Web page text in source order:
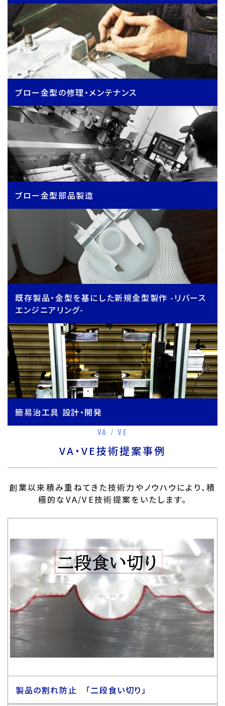
ブロー金型の修理・メンテナンス
ブロー金型部品製造
既存製品・金型を基にした新規金型製作 -リバース
エンジニアリング-
簡易治工具 設計・開発
VA / VE
VA・VE技術提案事例
創業以来積み重ねてきた技術力やノウハウにより、積
極的なVA/VE技術提案をいたします。
製品の割れ防止 「二段食い切り」